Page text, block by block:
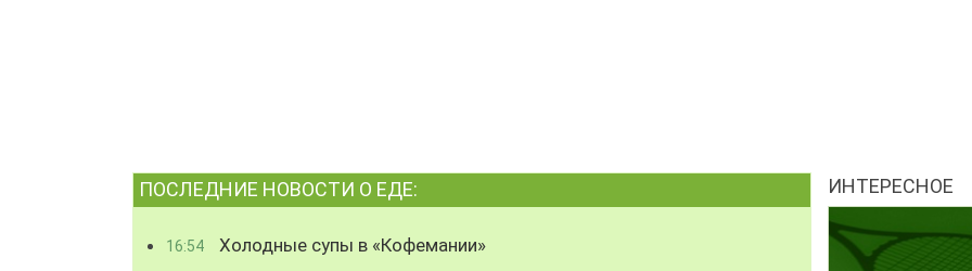
ПОСЛЕДНИЕ НОВОСТИ О ЕДЕ:
16:54 Холодные супы в «Кофемании»
ИНТЕРЕСНОЕ